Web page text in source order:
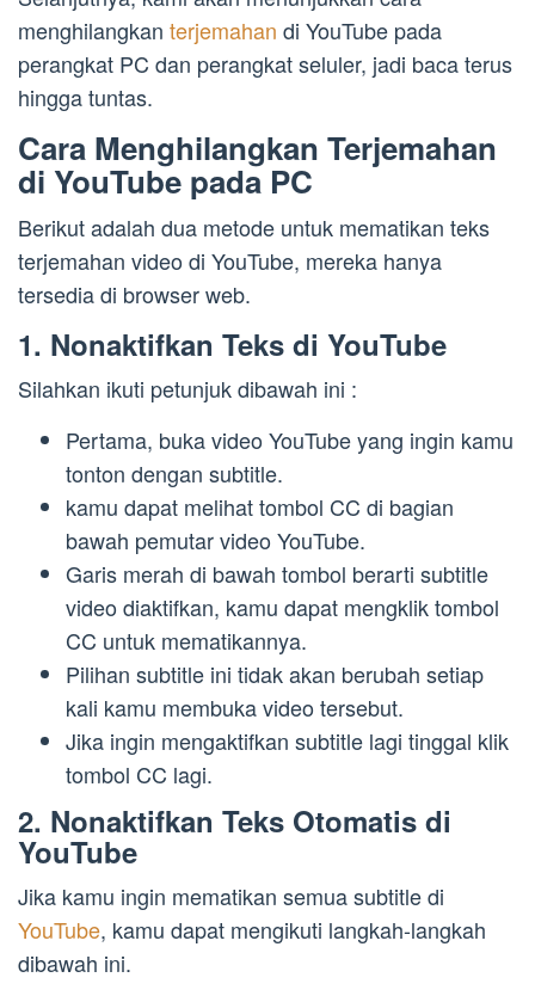
menghilangkan terjemahan di YouTube pada
perangkat PC dan perangkat seluler, jadi baca terus
hingga tuntas.
Cara Menghilangkan Terjemahan
di YouTube pada PC
Berikut adalah dua metode untuk mematikan teks
terjemahan video di YouTube, mereka hanya
tersedia di browser web.
1. Nonaktifkan Teks di YouTube
Silahkan ikuti petunjuk dibawah ini :
Pertama, buka video YouTube yang ingin kamu
tonton dengan subtitle.
kamu dapat melihat tombol CC di bagian
bawah pemutar video YouTube.
Garis merah di bawah tombol berarti subtitle
video diaktifkan, kamu dapat mengklik tombol
CC untuk mematikannya.
Pilihan subtitle ini tidak akan berubah setiap
kali kamu membuka video tersebut.
Jika ingin mengaktifkan subtitle lagi tinggal klik
tombol CC lagi.
2. Nonaktifkan Teks Otomatis di
YouTube
Jika kamu ingin mematikan semua subtitle di
YouTube, kamu dapat mengikuti langkah-langkah
dibawah ini.